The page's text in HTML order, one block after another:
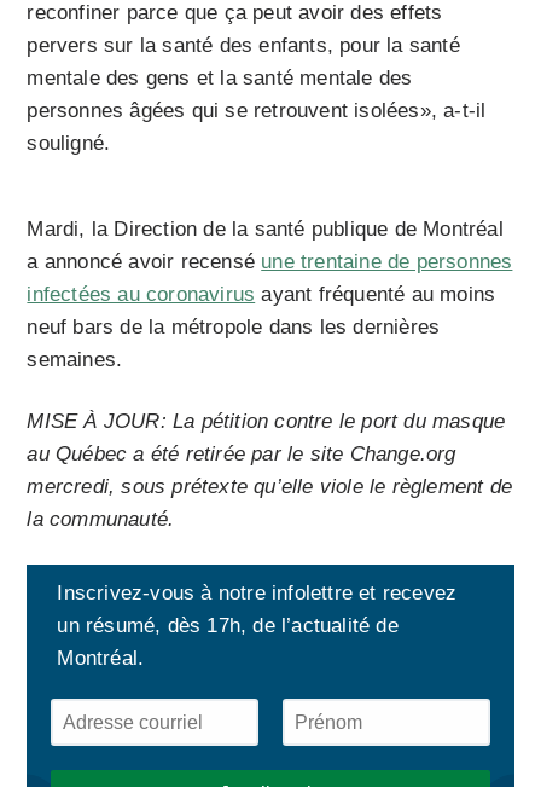
reconfiner parce que ça peut avoir des effets
pervers sur la santé des enfants, pour la santé
mentale des gens et la santé mentale des
personnes âgées qui se retrouvent isolées», a-t-il
souligné.
Mardi, la Direction de la santé publique de Montréal
a annoncé avoir recensé une trentaine de personnes
infectées au coronavirus ayant fréquenté au moins
neuf bars de la métropole dans les dernières
semaines.
MISE À JOUR: La pétition contre le port du masque
au Québec a été retirée par le site Change.org
mercredi, sous prétexte qu’elle viole le règlement de
la communauté.
Inscrivez-vous à notre infolettre et recevez
un résumé, dès 17h, de l’actualité de
Montréal.